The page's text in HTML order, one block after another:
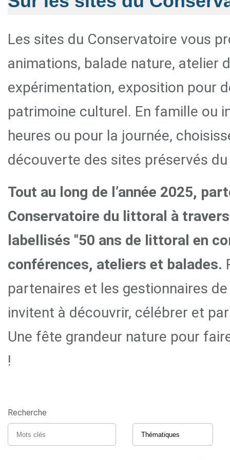
Les sites du Conservatoire vous
animations, balade nature, atelier
expérimentation, exposition pour
patrimoine culturel. En famille ou
heures ou pour la journée,
découverte des sites préservés
Tout au long de l’année 2025,
Conservatoire du littoral à
labellisés "50 ans de littoral en
conférences, ateliers et balades.
partenaires et les gestionnaires
invitent à découvrir, célébrer et
Une fête grandeur nature pour
!
Recherche